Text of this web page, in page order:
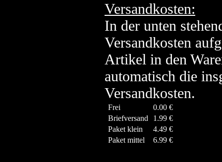
Versandkosten:
In der unten
Versandkosten
Artikel in den
automatisch die
Versandkosten.
Frei
0.00 €
Briefversand
1.99 €
Paket klein
4.49 €
Paket mittel
6.99 €